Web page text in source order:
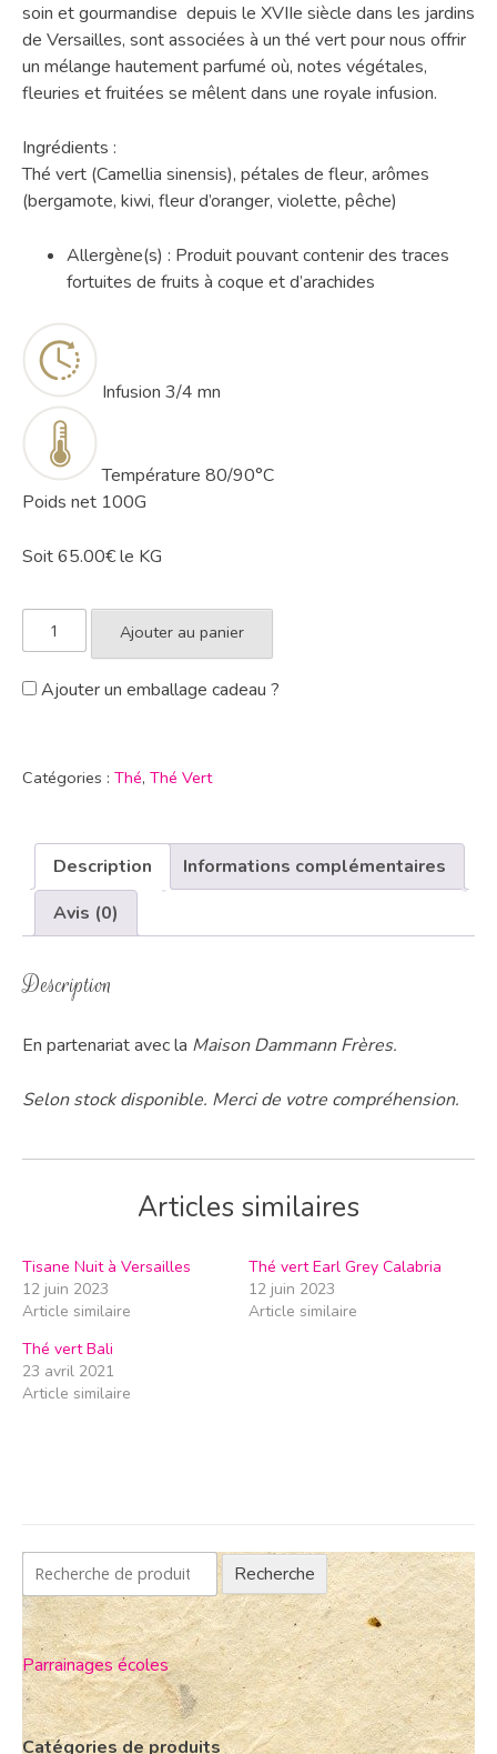
soin et gourmandise depuis le XVIIe siècle dans les jardins
de Versailles, sont associées à un thé vert pour nous offrir
un mélange hautement parfumé où, notes végétales,
fleuries et fruitées se mêlent dans une royale infusion.
Ingrédients :
Thé vert (Camellia sinensis), pétales de fleur, arômes
(bergamote, kiwi, fleur d’oranger, violette, pêche)
Allergène(s) : Produit pouvant contenir des traces
fortuites de fruits à coque et d’arachides
Infusion 3/4 mn
Température 80/90°C
Poids net 100G
Soit 65.00€ le KG
Ajouter au panier
Ajouter un emballage cadeau ?
Catégories : Thé, Thé Vert
Description
Informations complémentaires
Avis (0)
Description
En partenariat avec la Maison Dammann Frères.
Selon stock disponible. Merci de votre compréhension.
Articles similaires
Tisane Nuit à Versailles
12 juin 2023
Article similaire
Thé vert Earl Grey Calabria
12 juin 2023
Article similaire
Thé vert Bali
23 avril 2021
Article similaire
Recherche
Parrainages écoles
Catégories de produits